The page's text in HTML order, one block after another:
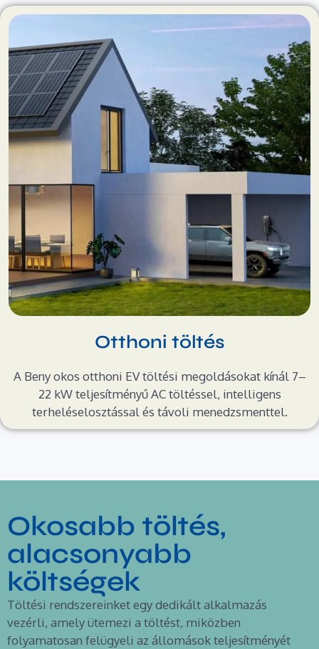
Otthoni töltés
A Beny okos otthoni EV töltési megoldásokat kínál 7–
22 kW teljesítményű AC töltéssel, intelligens
terheléselosztással és távoli menedzsmenttel.
Okosabb töltés,
alacsonyabb
költségek
Töltési rendszereinket egy dedikált alkalmazás
vezérli, amely ütemezi a töltést, miközben
folyamatosan felügyeli az állomások teljesítményét